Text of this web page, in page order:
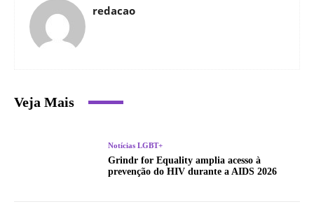
redacao
Veja Mais
Notícias LGBT+
Grindr for Equality amplia acesso à
prevenção do HIV durante a AIDS 2026